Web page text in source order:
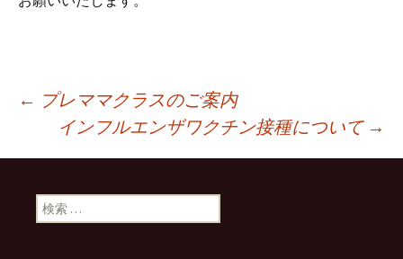
投稿ナビゲーション
← プレママクラスのご案内
インフルエンザワクチン接種について →
検索: